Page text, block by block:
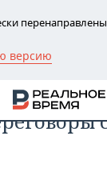
версию